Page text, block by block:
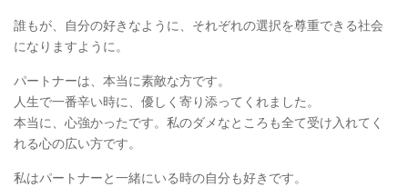
誰もが、自分の好きなように、それぞれの選択を尊重できる社会
になりますように。
パートナーは、本当に素敵な方です。
人生で一番辛い時に、優しく寄り添ってくれました。
本当に、心強かったです。私のダメなところも全て受け入れてく
れる心の広い方です。
私はパートナーと一緒にいる時の自分も好きです。